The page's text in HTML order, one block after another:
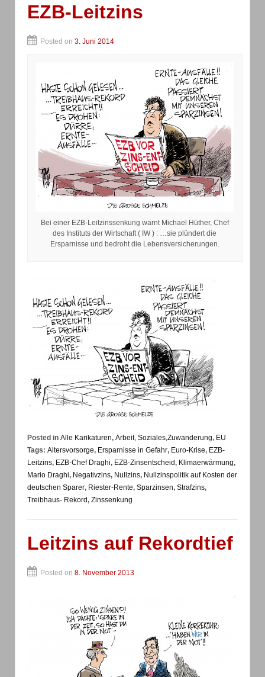
EZB-Leitzins
Posted on 3. Juni 2014
Bei einer EZB-Leitzinssenkung warnt Michael Hüther, Chef
des Instituts der Wirtschaft ( IW ) : …sie plündert die
Ersparnisse und bedroht die Lebensversicherungen.
Posted in Alle Karikaturen, Arbeit, Soziales,Zuwanderung, EU
Tags: Altersvorsorge, Ersparnisse in Gefahr, Euro-Krise, EZB-
Leitzins, EZB-Chef Draghi, EZB-Zinsentscheid, Klimaerwärmung,
Mario Draghi, Negativzins, Nullzins, Nullzinspolitik auf Kosten der
deutschen Sparer, Riester-Rente, Sparzinsen, Strafzins,
Treibhaus- Rekord, Zinssenkung
Leitzins auf Rekordtief
Posted on 8. November 2013